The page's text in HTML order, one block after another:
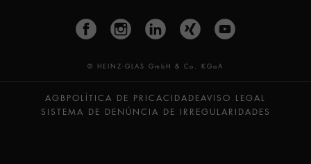
© HEINZ-GLAS GmbH & Co. KGaA
AGB POLÍTICA DE PRICACIDADEAVISO LEGAL
SISTEMA DE DENÚNCIA DE IRREGULARIDADES